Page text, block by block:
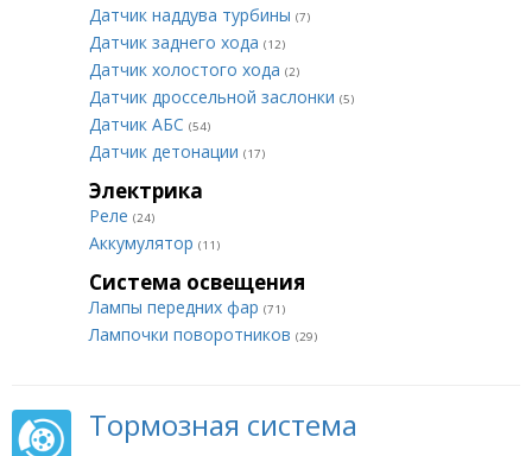
Датчик наддува турбины (7)
Датчик заднего хода (12)
Датчик холостого хода (2)
Датчик дроссельной заслонки (5)
Датчик АБС (54)
Датчик детонации (17)
Электрика
Реле (24)
Аккумулятор (11)
Система освещения
Лампы передних фар (71)
Лампочки поворотников (29)
Тормозная система